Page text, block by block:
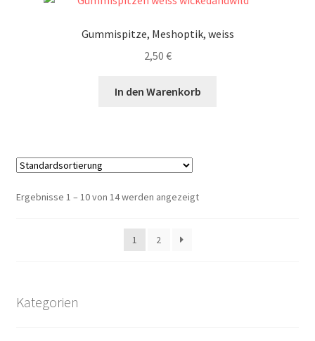
Gummispitze, Meshoptik, weiss
2,50 €
In den Warenkorb
Ergebnisse 1 – 10 von 14 werden angezeigt
1 2
Kategorien